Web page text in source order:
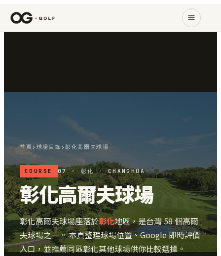
首頁 › 球場目錄 ›彰化高爾夫球場
COURSE 07 · 彰化 · CHANGHUA
彰化高爾夫球場
彰化高爾夫球場座落於彰化地區，是台灣 58 個高爾
夫球場之一。 本頁整理球場位置、Google 即時評價
入口，並推薦同區彰化其他球場供你比較選擇。